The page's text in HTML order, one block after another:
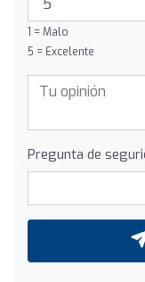
1 = Malo
5 = Excelente
Pregunta de